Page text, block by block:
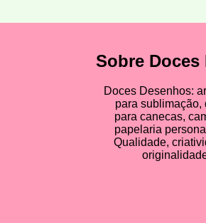
Sobre Doces
Doces Desenhos:
para sublimação,
para canecas,
papelaria
Qualidade,